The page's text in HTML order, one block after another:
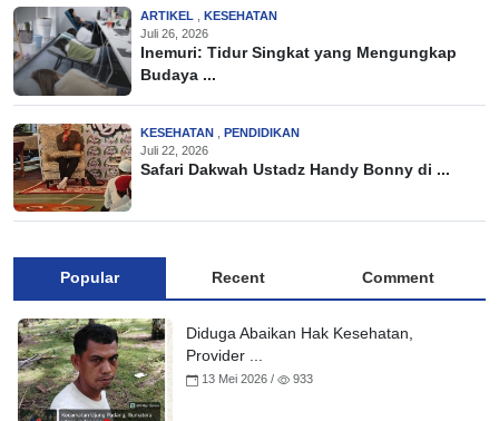
ARTIKEL
KESEHATAN
Juli 26, 2026
Inemuri: Tidur Singkat yang Mengungkap
Budaya ...
KESEHATAN
PENDIDIKAN
Juli 22, 2026
Safari Dakwah Ustadz Handy Bonny di ...
Popular Recent Comment
Diduga Abaikan Hak Kesehatan,
Provider ...
13 Mei 2026 / 933